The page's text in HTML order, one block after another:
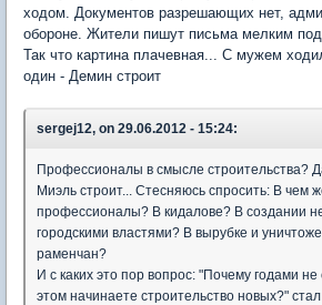
ходом. Документов разрешающих нет,
обороне. Жители пишут письма мелким
Так что картина плачевная... С мужем
один - Демин строит
sergej12, on 29.06.2012 - 15:24:
Профессионалы в смысле строительства?
Миэль строит... Стесняюсь спросить: В чем
профессионалы? В кидалове? В создании
городскими властями? В вырубке и
раменчан?
И с каких это пор вопрос: "Почему годами
этом начинаете строительство новых?"